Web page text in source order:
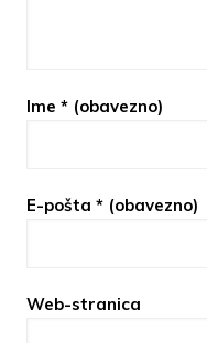
Ime * (obavezno)
E-pošta * (obavezno)
Web-stranica